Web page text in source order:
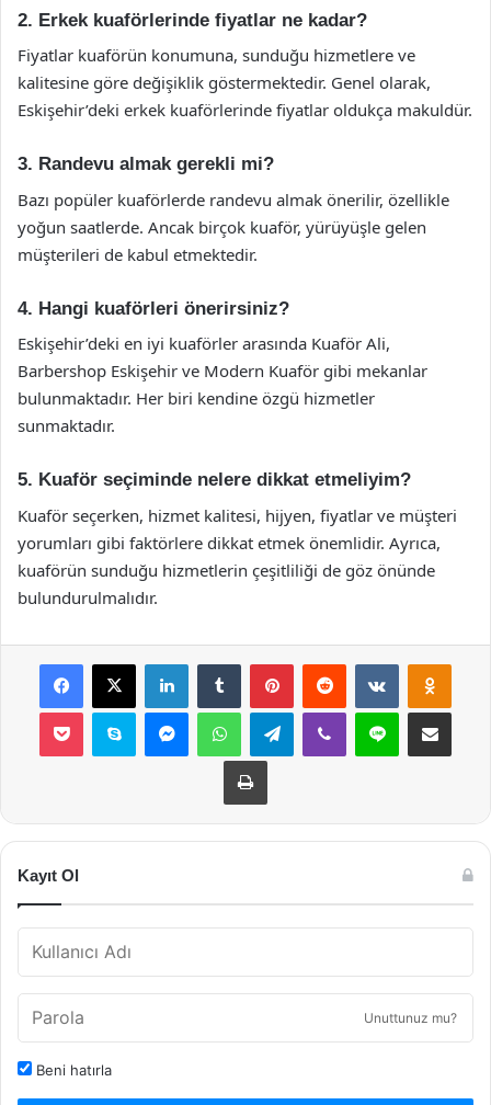
2. Erkek kuaförlerinde fiyatlar ne kadar?
Fiyatlar kuaförün konumuna, sunduğu hizmetlere ve
kalitesine göre değişiklik göstermektedir. Genel olarak,
Eskişehir’deki erkek kuaförlerinde fiyatlar oldukça makuldür.
3. Randevu almak gerekli mi?
Bazı popüler kuaförlerde randevu almak önerilir, özellikle
yoğun saatlerde. Ancak birçok kuaför, yürüyüşle gelen
müşterileri de kabul etmektedir.
4. Hangi kuaförleri önerirsiniz?
Eskişehir’deki en iyi kuaförler arasında Kuaför Ali,
Barbershop Eskişehir ve Modern Kuaför gibi mekanlar
bulunmaktadır. Her biri kendine özgü hizmetler
sunmaktadır.
5. Kuaför seçiminde nelere dikkat etmeliyim?
Kuaför seçerken, hizmet kalitesi, hijyen, fiyatlar ve müşteri
yorumları gibi faktörlere dikkat etmek önemlidir. Ayrıca,
kuaförün sunduğu hizmetlerin çeşitliliği de göz önünde
bulundurulmalıdır.
Facebook
X LinkedInTumblr PinterestReddit VKontakte
Pocket Skype MessengerWhatsAppTelegramViber Line E-Posta ile
Yazdır
Kayıt Ol
Unuttunuz mu?
Beni hatırla